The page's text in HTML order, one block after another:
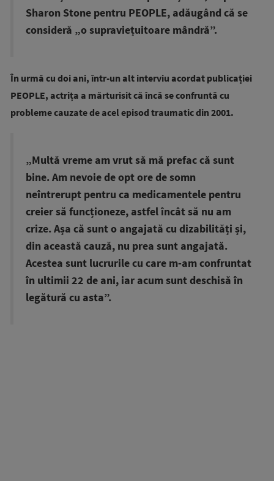
Sharon Stone pentru PEOPLE, adăugând că se
consideră „o supraviețuitoare mândră”.
În urmă cu doi ani, într-un alt interviu acordat publicației
PEOPLE, actrița a mărturisit că încă se confruntă cu
probleme cauzate de acel episod traumatic din 2001.
„Multă vreme am vrut să mă prefac că sunt
bine. Am nevoie de opt ore de somn
neîntrerupt pentru ca medicamentele pentru
creier să funcționeze, astfel încât să nu am
crize. Așa că sunt o angajată cu dizabilități și,
din această cauză, nu prea sunt angajată.
Acestea sunt lucrurile cu care m-am confruntat
în ultimii 22 de ani, iar acum sunt deschisă în
legătură cu asta”.